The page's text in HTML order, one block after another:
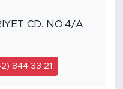
CD. NO:4/A
844 33 21